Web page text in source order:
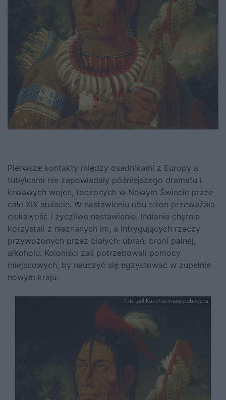
Pierwsze kontakty między osadnikami z Europy a
tubylcami nie zapowiadały późniejszego dramatu i
krwawych wojen, toczonych w Nowym Świecie przez
całe XIX stulecie. W nastawieniu obu stron przeważała
ciekawość i życzliwe nastawienie. Indianie chętnie
korzystali z nieznanych im, a intrygujących rzeczy
przywożonych przez białych: ubrań, broni palnej,
alkoholu. Koloniści zaś potrzebowali pomocy
miejscowych, by nauczyć się egzystować w zupełnie
nowym kraju.
fot.Paul Kane/domena publiczna